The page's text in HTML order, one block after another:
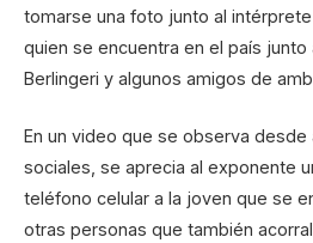
tomarse una foto junto al
quien se encuentra en el país junto
Berlingeri y algunos amigos de
En un video que se observa desde
sociales, se aprecia al exponente
teléfono celular a la joven que se
otras personas que también